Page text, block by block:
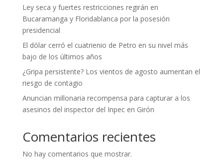
Ley seca y fuertes restricciones regirán en
Bucaramanga y Floridablanca por la posesión
presidencial
El dólar cerró el cuatrienio de Petro en su nivel más
bajo de los últimos años
¿Gripa persistente? Los vientos de agosto aumentan el
riesgo de contagio
Anuncian millonaria recompensa para capturar a los
asesinos del inspector del Inpec en Girón
Comentarios recientes
No hay comentarios que mostrar.